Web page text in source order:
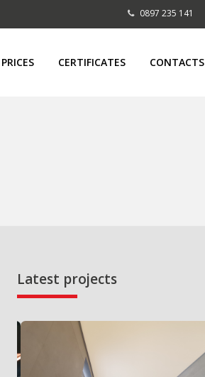
0897 235 141
PRICES CERTIFICATES CONTACTS
Latest projects